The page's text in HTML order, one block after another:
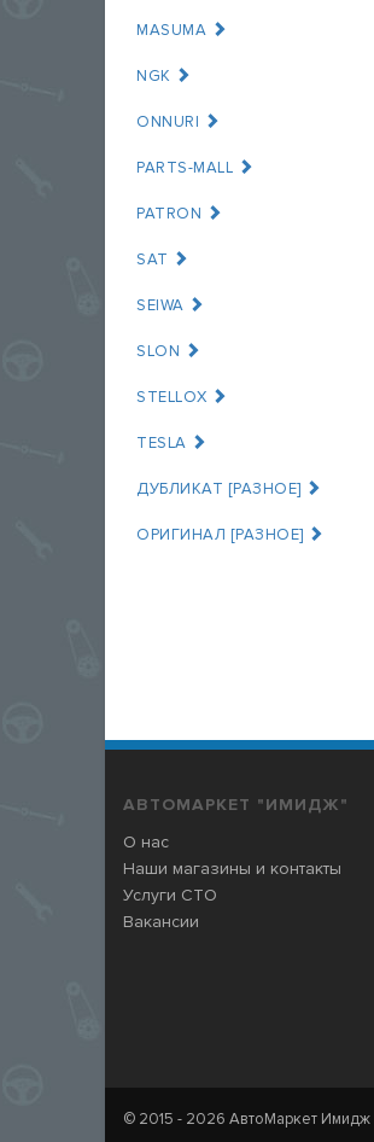
MASUMA
NGK
ONNURI
PARTS-MALL
PATRON
SAT
SEIWA
SLON
STELLOX
TESLA
ДУБЛИКАТ [РАЗНОЕ]
ОРИГИНАЛ [РАЗНОЕ]
АВТОМАРКЕТ "ИМИДЖ"
О нас
Наши магазины и контакты
Услуги СТО
Вакансии
© 2015 - 2026 АвтоМаркет Имидж